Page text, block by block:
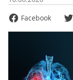
Facebook